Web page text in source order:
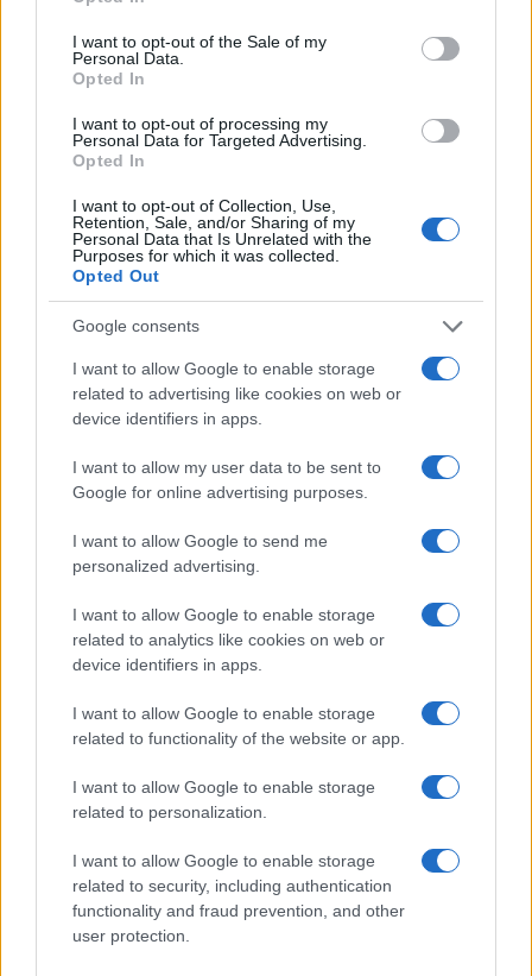
I want to opt-out of the Sale of my
Personal Data.
Opted In
I want to opt-out of processing my
Personal Data for Targeted Advertising.
Opted In
I want to opt-out of Collection, Use,
Retention, Sale, and/or Sharing of my
Personal Data that Is Unrelated with the
Purposes for which it was collected.
Opted Out
Google consents
I want to allow Google to enable storage
related to advertising like cookies on web or
device identifiers in apps.
I want to allow my user data to be sent to
Google for online advertising purposes.
I want to allow Google to send me
personalized advertising.
I want to allow Google to enable storage
related to analytics like cookies on web or
device identifiers in apps.
I want to allow Google to enable storage
related to functionality of the website or app.
I want to allow Google to enable storage
related to personalization.
I want to allow Google to enable storage
related to security, including authentication
functionality and fraud prevention, and other
user protection.
risolverà al momento giusto”. A Valerio Staffelli,
inviato diStriscia la notizia
Tapiro d’oro, Giletti ha detto scherzando: “Bisogna
chiedere a Urbano Cairo il perché mi abbiano
juventino. Magari vengo a Mediaset”. Mentre sulla
cattura di Matteo Messina Denaro, il conduttore
ha ribadito che “
ascoltare certe verità
: fa più comodo tenerle nei
Su questo si è buttata parte della stampa,
fissandosi su una foto – ad oggi introvabile e
cui sarebbero raffigurati Silvio Berlusconi insieme
al boss Graviano ed un generale dei Carabinieri.
Fotografia che Baiardo avrebbe mostrato a Giletti.
Ma la cui esistenza oggi è smentita dallo stesso ex
collaboratore dei Graviano.
#MASSIMO GILETTI #SALVATORE BAIARDO
Leggi i commenti
SEDUTE SATIRICHE